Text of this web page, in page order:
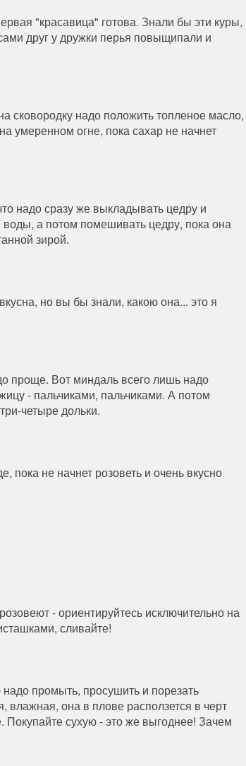
"красавица" готова. Знали бы эти куры,
друг у дружки перья повыщипали и
сковородку надо положить топленое масло,
умеренном огне, пока сахар не начнет
надо сразу же выкладывать цедру и
а потом помешивать цедру, пока она
зирой.
но вы бы знали, какою она... это я
проще. Вот миндаль всего лишь надо
- пальчиками, пальчиками. А потом
четыре дольки.
пока не начнет розоветь и очень вкусно
- ориентируйтесь исключительно на
сливайте!
надо промыть, просушить и порезать
влажная, она в плове расползется в черт
Покупайте сухую - это же выгоднее! Зачем